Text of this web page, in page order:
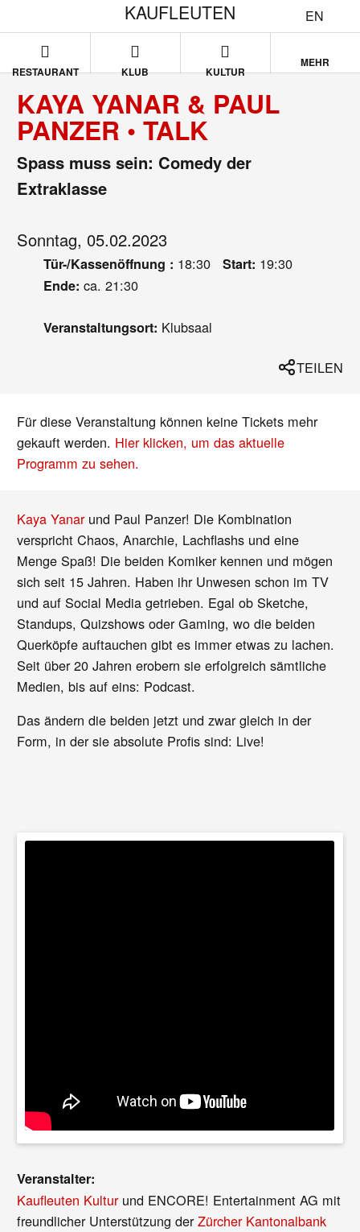
EN
KAUFLEUTEN
RESTAURANT KLUB KULTUR
MEHR
KAYA YANAR & PAUL
PANZER • TALK
Spass muss sein: Comedy der
Extraklasse
Sonntag, 05.02.2023
Tür-/Kassenöffnung : 18:30 Start: 19:30
Ende: ca. 21:30
Veranstaltungsort: Klubsaal
TEILEN
Für diese Veranstaltung können keine Tickets mehr
gekauft werden. Hier klicken, um das aktuelle
Programm zu sehen.
Kaya Yanar und Paul Panzer! Die Kombination
verspricht Chaos, Anarchie, Lachflashs und eine
Menge Spaß! Die beiden Komiker kennen und mögen
sich seit 15 Jahren. Haben ihr Unwesen schon im TV
und auf Social Media getrieben. Egal ob Sketche,
Standups, Quizshows oder Gaming, wo die beiden
Querköpfe auftauchen gibt es immer etwas zu lachen.
Seit über 20 Jahren erobern sie erfolgreich sämtliche
Medien, bis auf eins: Podcast.
Das ändern die beiden jetzt und zwar gleich in der
Form, in der sie absolute Profis sind: Live!
Veranstalter:
Kaufleuten Kulturund ENCORE! Entertainment AG mit
freundlicher Unterstützung derZürcher Kantonalbank